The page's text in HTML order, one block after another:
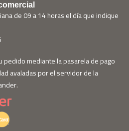
de 09 a 14 horas el día que indique
pedido mediante la pasarela de pago
avaladas por el servidor de la